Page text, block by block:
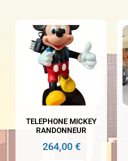
TELEPHONE MICKEY
RANDONNEUR
264,00 €